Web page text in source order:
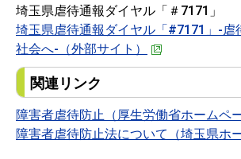
埼玉県虐待通報ダイヤル「＃7171」
埼玉県虐待通報ダイヤル「#7171」-虐
社会へ-（外部サイト）
関連リンク
障害者虐待防止（厚生労働省ホームペー
障害者虐待防止法について（埼玉県ホ